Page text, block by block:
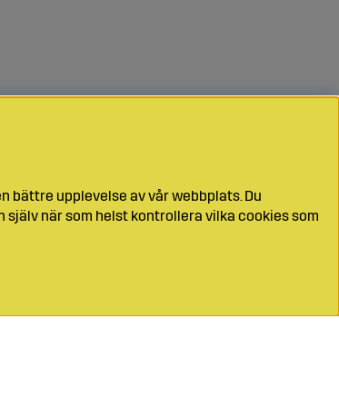
bättre upplevelse av vår webbplats. Du
när som helst kontrollera vilka cookies som